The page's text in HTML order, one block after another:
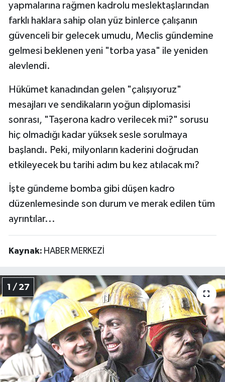
yapmalarına rağmen kadrolu meslektaşlarından
farklı haklara sahip olan yüz binlerce çalışanın
güvenceli bir gelecek umudu, Meclis gündemine
gelmesi beklenen yeni "torba yasa" ile yeniden
alevlendi.
Hükümet kanadından gelen "çalışıyoruz"
mesajları ve sendikaların yoğun diplomasisi
sonrası, "Taşerona kadro verilecek mi?" sorusu
hiç olmadığı kadar yüksek sesle sorulmaya
başlandı. Peki, milyonların kaderini doğrudan
etkileyecek bu tarihi adım bu kez atılacak mı?
İşte gündeme bomba gibi düşen kadro
düzenlemesinde son durum ve merak edilen tüm
ayrıntılar...
Kaynak: HABER MERKEZİ
1 / 27